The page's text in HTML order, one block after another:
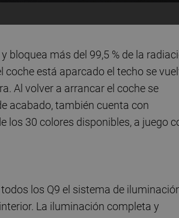
bloquea más del 99,5 % de la
coche está aparcado el techo se
Al volver a arrancar el coche se
acabado, también cuenta con
los 30 colores disponibles, a juego
los Q9 el sistema de
La iluminación completa y